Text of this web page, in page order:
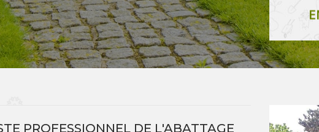
PROFESSIONNEL DE L'ABATTAGE